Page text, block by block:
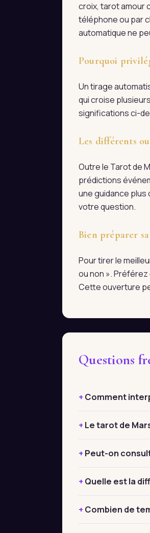
croix, tarot amour
téléphone ou par
automatique ne
Pourquoi
Un tirage
qui croise
significations ci-
Les différents
Outre le Tarot de
prédictions
une guidance
votre question.
Bien préparer
Pour tirer le
ou non ».
Cette ouverture
Questions
Comment
Le tarot de
Peut-on
Quelle est la
Combien de